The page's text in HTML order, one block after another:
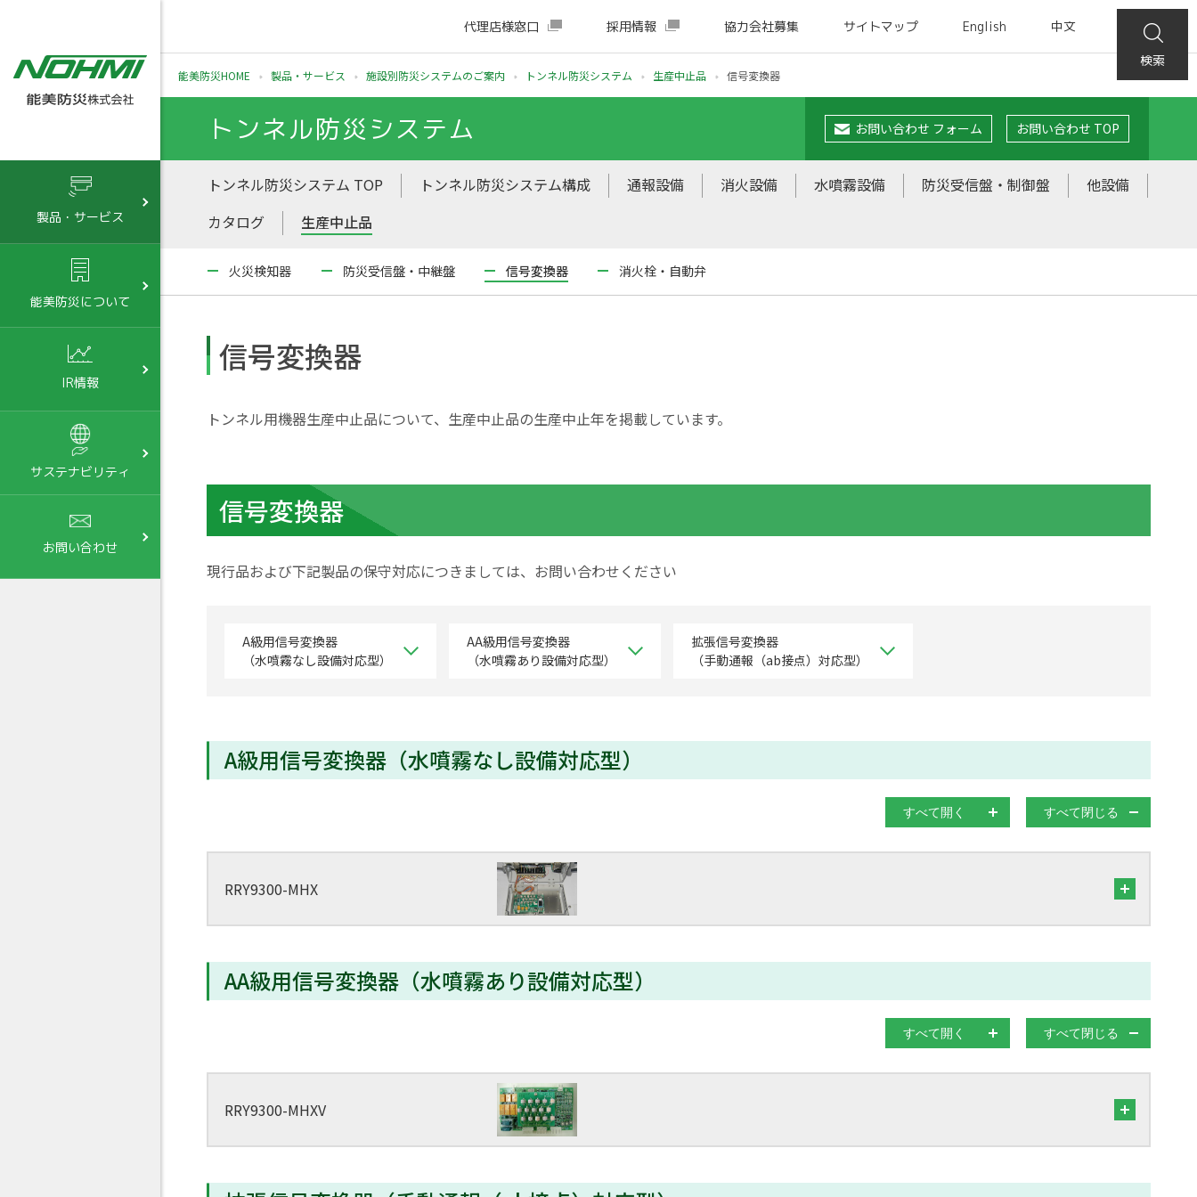
代理店様窓口 採用情報 協力会社募集 サイトマップ English
中文
検索
製品・サービス
能美防災について
IR情報
サステナビリティ
お問い合わせ
能美防災HOME 製品・サービス 施設別防災システムのご案内 トンネル防災システム 生産中止品 信号変換器
トンネル防災システム お問い合わせ フォーム お問い合わせ TOP
トンネル防災システム TOP トンネル防災システム構成 通報設備 消火設備 水噴霧設備 防災受信盤・制御盤
他設備
カタログ
生産中止品
火災検知器 防災受信盤・中継盤 信号変換器 消火栓・自動弁
信号変換器
トンネル用機器生産中止品について、生産中止品の生産中止年を掲載しています。
信号変換器
現行品および下記製品の保守対応につきましては、お問い合わせください
A級用信号変換器
（水噴霧なし設備対応型）
AA級用信号変換器
（水噴霧あり設備対応型）
拡張信号変換器
（手動通報（ab接点）対応型）
A級用信号変換器（水噴霧なし設備対応型）
すべて開く すべて閉じる
RRY9300-MHX
AA級用信号変換器（水噴霧あり設備対応型）
すべて開く すべて閉じる
RRY9300-MHXV